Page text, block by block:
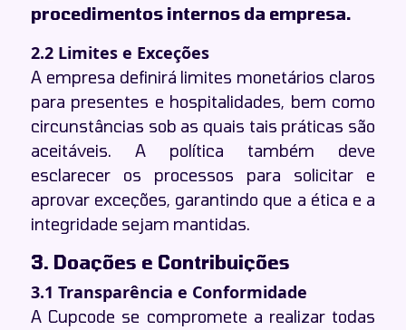
procedimentos internos da empresa.
2.2 Limites e Exceções
A empresa definirá limites monetários claros
para presentes e hospitalidades, bem como
circunstâncias sob as quais tais práticas são
aceitáveis. A política também deve
esclarecer os processos para solicitar e
aprovar exceções, garantindo que a ética e a
integridade sejam mantidas.
3. Doações e Contribuições
3.1 Transparência e Conformidade
A Cupcode se compromete a realizar todas